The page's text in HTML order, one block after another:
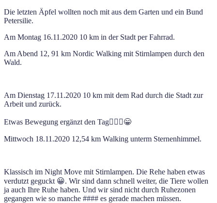
Die letzten Äpfel wollten noch mit aus dem Garten und ein Bund
Petersilie.
Am Montag 16.11.2020 10 km in der Stadt per Fahrrad.
Am Abend 12, 91 km Nordic Walking mit Stirnlampen durch den
Wald.
Am Dienstag 17.11.2020 10 km mit dem Rad durch die Stadt zur
Arbeit und zurück.
Etwas Bewegung ergänzt den Tag🏃🏻‍♂️😁
Mittwoch 18.11.2020 12,54 km Walking unterm Sternenhimmel.
Klassisch im Night Move mit Stirnlampen. Die Rehe haben etwas
verdutzt geguckt 😀. Wir sind dann schnell weiter, die Tiere wollen
ja auch Ihre Ruhe haben. Und wir sind nicht durch Ruhezonen
gegangen wie so manche #### es gerade machen müssen.